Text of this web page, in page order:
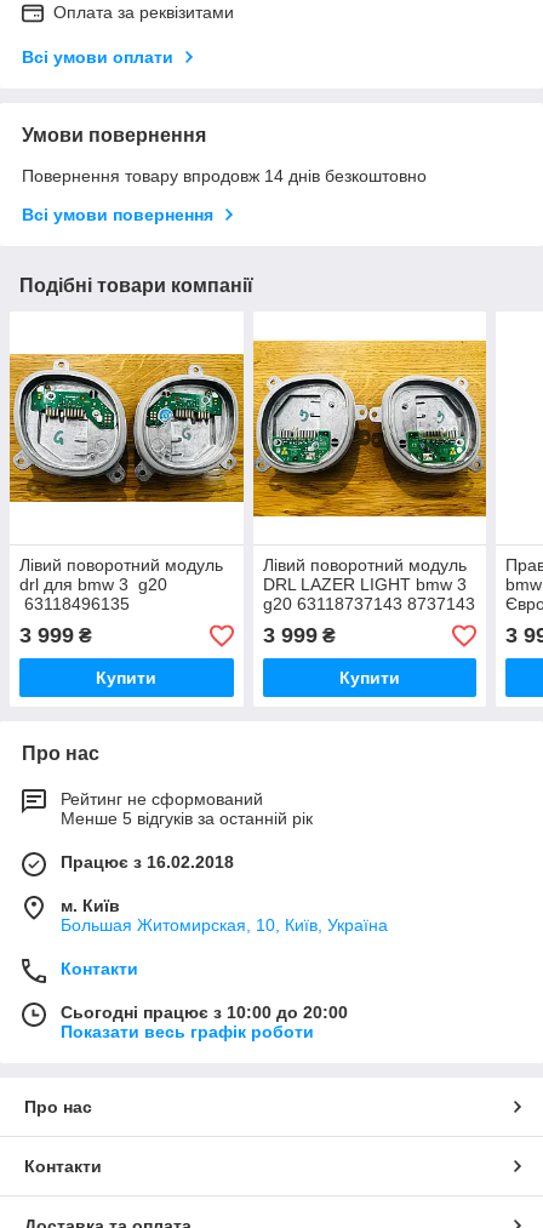
Оплата за реквізитами
Всі умови оплати
Умови повернення
Повернення товару впродовж 14 днів безкоштовно
Всі умови повернення
Подібні товари компанії
Лівий поворотний модуль
drl для bmw 3 g20
63118496135
63118496137 1420000424
L USA
3 999 ₴
Купити
Лівий поворотний модуль
DRL LAZER LIGHT bmw 3
g20 63118737143 8737143
BMW G20 EU 1420000424
L
3 999₴
Купити
3
Про нас
Рейтинг не сформований
Менше 5 відгуків за останній рік
Працює з 16.02.2018
м. Київ
Большая Житомирская, 10, Київ, Україна
Контакти
Сьогодні працює з 10:00 до 20:00
Показати весь графік роботи
Про нас
Контакти